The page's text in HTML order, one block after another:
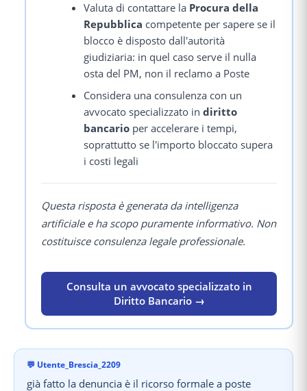
Valuta di contattare la Procura della
Repubblica competente per sapere se il
blocco è disposto dall'autorità
giudiziaria: in quel caso serve il nulla
osta del PM, non il reclamo a Poste
Considera una consulenza con un
avvocato specializzato indiritto
bancario per accelerare i tempi,
soprattutto se l'importo bloccato supera
i costi legali
Questa risposta è generata da intelligenza
artificiale e ha scopo puramente informativo. Non
costituisce consulenza legale professionale.
Consulta un avvocato specializzato in
Diritto Bancario →
💬 Utente_Brescia_2209
già fatto la denuncia è il ricorso formale a poste